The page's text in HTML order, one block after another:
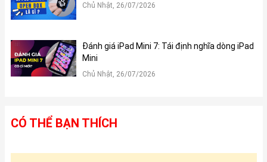
Chủ Nhật, 26/07/2026
Đánh giá iPad Mini 7: Tái định nghĩa dòng iPad
Mini
Chủ Nhật, 26/07/2026
CÓ THỂ BẠN THÍCH